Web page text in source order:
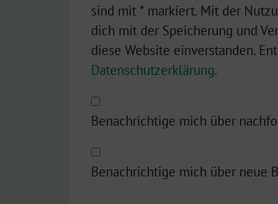
sind mit * markiert. Mit der
dich mit der Speicherung und
diese Website einverstanden.
Datenschutzerklärung.
Benachrichtige mich über
Benachrichtige mich über neue